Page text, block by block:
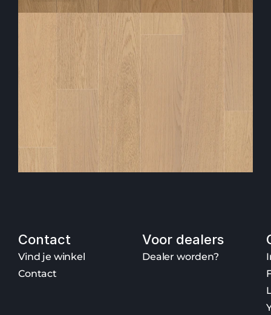
148,95m²
Over
O
v
Contact
Vind je winkel
Contact
Voor dealers
Dealer worden?